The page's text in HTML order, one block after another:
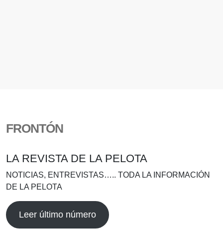
FRONTÓN
LA REVISTA DE LA PELOTA
NOTICIAS, ENTREVISTAS….. TODA LA INFORMACIÓN
DE LA PELOTA
Leer último número